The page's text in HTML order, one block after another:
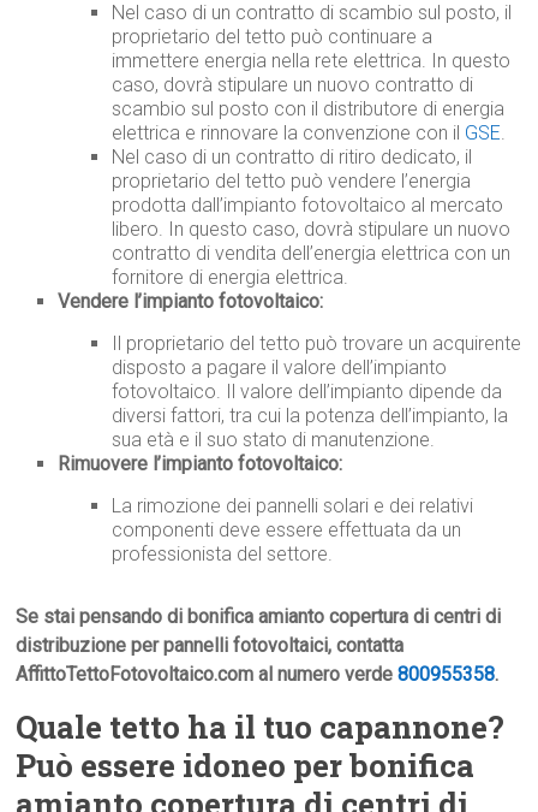
Nel caso di un contratto di scambio sul posto, il
proprietario del tetto può continuare a
immettere energia nella rete elettrica. In questo
caso, dovrà stipulare un nuovo contratto di
scambio sul posto con il distributore di energia
elettrica e rinnovare la convenzione con il GSE.
Nel caso di un contratto di ritiro dedicato, il
proprietario del tetto può vendere l’energia
prodotta dall’impianto fotovoltaico al mercato
libero. In questo caso, dovrà stipulare un nuovo
contratto di vendita dell’energia elettrica con un
fornitore di energia elettrica.
Vendere l’impianto fotovoltaico:
Il proprietario del tetto può trovare un acquirente
disposto a pagare il valore dell’impianto
fotovoltaico. Il valore dell’impianto dipende da
diversi fattori, tra cui la potenza dell’impianto, la
sua età e il suo stato di manutenzione.
Rimuovere l’impianto fotovoltaico:
La rimozione dei pannelli solari e dei relativi
componenti deve essere effettuata da un
professionista del settore.
Se stai pensando di bonifica amianto copertura di centri di
distribuzione per pannelli fotovoltaici, contatta
AffittoTettoFotovoltaico.com al numero verde800955358.
Quale tetto ha il tuo capannone?
Può essere idoneo per bonifica
amianto copertura di centri di